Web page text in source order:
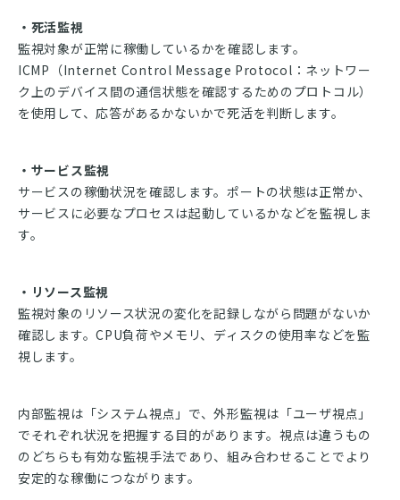
・死活監視
監視対象が正常に稼働しているかを確認します。
ICMP（Internet Control Message Protocol：ネットワー
ク上のデバイス間の通信状態を確認するためのプロトコル）
を使用して、応答があるかないかで死活を判断します。
・サービス監視
サービスの稼働状況を確認します。ポートの状態は正常か、
サービスに必要なプロセスは起動しているかなどを監視しま
す。
・リソース監視
監視対象のリソース状況の変化を記録しながら問題がないか
確認します。CPU負荷やメモリ、ディスクの使用率などを監
視します。
内部監視は「システム視点」で、外形監視は「ユーザ視点」
でそれぞれ状況を把握する目的があります。視点は違うもの
のどちらも有効な監視手法であり、組み合わせることでより
安定的な稼働につながります。